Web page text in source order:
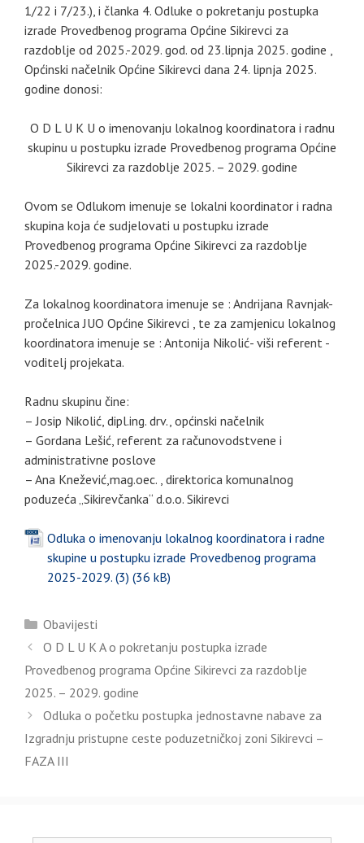
1/22 i 7/23.), i članka 4. Odluke o pokretanju postupka
izrade Provedbenog programa Općine Sikirevci za
razdoblje od 2025.-2029. god. od 23.lipnja 2025. godine ,
Općinski načelnik Općine Sikirevci dana 24. lipnja 2025.
godine donosi:
O D L U K U o imenovanju lokalnog koordinatora i radnu
skupinu u postupku izrade Provedbenog programa Općine
Sikirevci za razdoblje 2025. – 2029. godine
Ovom se Odlukom imenuje se lokalni koordinator i radna
skupina koja će sudjelovati u postupku izrade
Provedbenog programa Općine Sikirevci za razdoblje
2025.-2029. godine.
Za lokalnog koordinatora imenuje se : Andrijana Ravnjak-
pročelnica JUO Općine Sikirevci , te za zamjenicu lokalnog
koordinatora imenuje se : Antonija Nikolić- viši referent -
voditelj projekata.
Radnu skupinu čine:
– Josip Nikolić, dipl.ing. drv., općinski načelnik
– Gordana Lešić, referent za računovodstvene i
administrativne poslove
– Ana Knežević,mag.oec. , direktorica komunalnog
poduzeća „Sikirevčanka“ d.o.o. Sikirevci
Odluka o imenovanju lokalnog koordinatora i radne
skupine u postupku izrade Provedbenog programa
2025-2029. (3)
Kategorije
Obavijesti
O D L U K A o pokretanju postupka izrade
Provedbenog programa Općine Sikirevci za razdoblje
2025. – 2029. godine
Odluka o početku postupka jednostavne nabave za
Izgradnju pristupne ceste poduzetničkoj zoni Sikirevci –
FAZA III